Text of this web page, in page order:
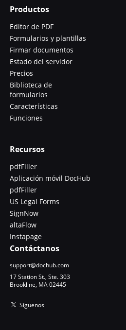
Productos
Editor de PDF
Formularios y plantillas
Firmar documentos
Estado del servidor
Precios
Biblioteca de
formularios
Características
Funciones
Recursos
pdfFiller
Aplicación móvil DocHub
pdfFiller
US Legal Forms
SignNow
altaFlow
Instapage
Contáctanos
support@dochub.com
17 Station St., Ste. 303
Brookline, MA 02445
Síguenos